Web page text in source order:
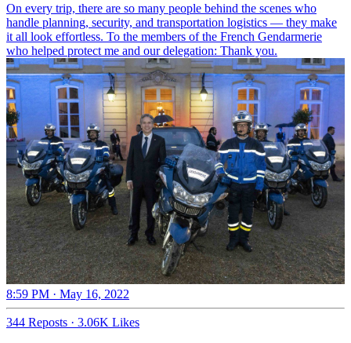
On every trip, there are so many people behind the scenes who
handle planning, security, and transportation logistics — they make
it all look effortless. To the members of the French Gendarmerie
who helped protect me and our delegation: Thank you.
8:59 PM · May 16, 2022
344 Reposts · 3.06K Likes